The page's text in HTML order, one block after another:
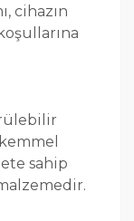
cihazın
sahip